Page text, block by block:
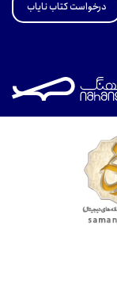
درخواست کتاب نایاب